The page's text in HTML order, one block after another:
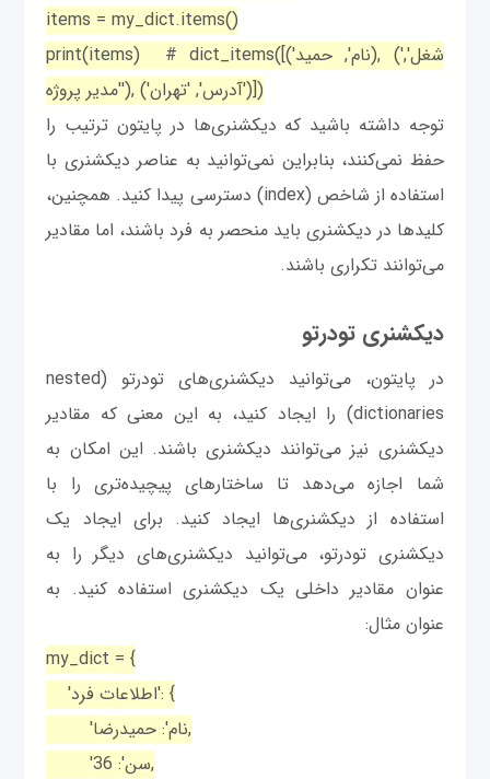
items = my_dict.items()
print(items) # dict_items([('نام', حمید), ('شغل',
'مدیر پروژه'), ('آدرس', 'تهران')])
توجه داشته باشید که دیکشنری‌ها در پایتون ترتیب را
حفظ نمی‌کنند، بنابراین نمی‌توانید به عناصر دیکشنری با
استفاده از شاخص (index) دسترسی پیدا کنید. همچنین،
کلیدها در دیکشنری باید منحصر به فرد باشند، اما مقادیر
می‌توانند تکراری باشند.
دیکشنری تودرتو
در پایتون، می‌توانید دیکشنری‌های تودرتو (nested
dictionaries) را ایجاد کنید، به این معنی که مقادیر
دیکشنری نیز می‌توانند دیکشنری باشند. این امکان به
شما اجازه می‌دهد تا ساختارهای پیچیده‌تری را با
استفاده از دیکشنری‌ها ایجاد کنید. برای ایجاد یک
دیکشنری تودرتو، می‌توانید دیکشنری‌های دیگر را به
عنوان مقادیر داخلی یک دیکشنری استفاده کنید. به
عنوان مثال:
my_dict = {
'اطلاعات فرد': {
'نام': حمیدرضا,
'سن': 36,